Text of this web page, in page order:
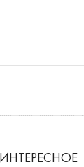
ИНТЕРЕСНОЕ